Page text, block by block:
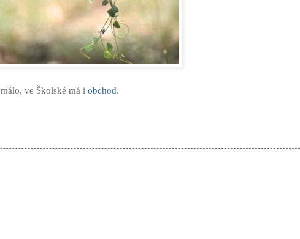
málo, ve Školské má i obchod.